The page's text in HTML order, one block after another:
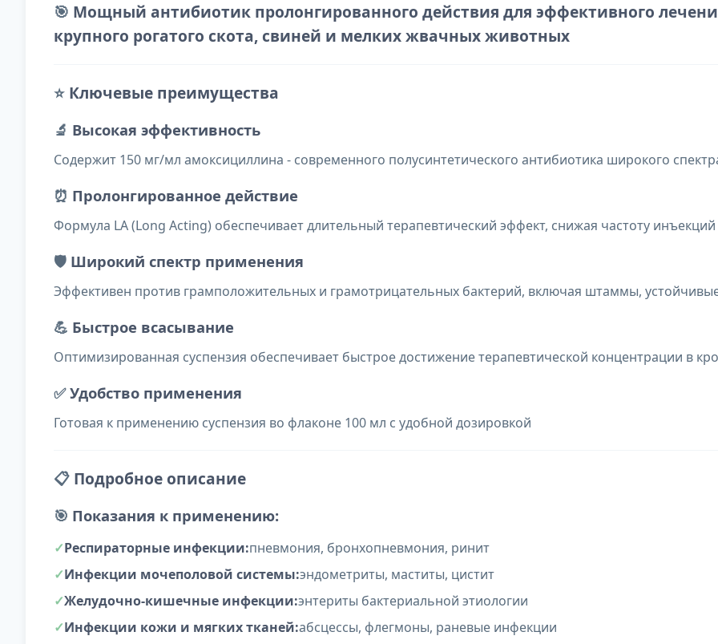
🎯 Мощный антибиотик пролонгированного действия для эффективного
крупного рогатого скота, свиней и мелких жвачных животных
⭐ Ключевые преимущества
🔬 Высокая эффективность
Содержит 150 мг/мл амоксициллина - современного полусинтетического антибиотика широкого
⏰ Пролонгированное действие
Формула LA (Long Acting) обеспечивает длительный терапевтический эффект, снижая частоту инъекций
🛡️ Широкий спектр применения
Эффективен против грамположительных и грамотрицательных бактерий, включая штаммы,
💪 Быстрое всасывание
Оптимизированная суспензия обеспечивает быстрое достижение терапевтической концентрации в
✅Удобство применения
Готовая к применению суспензия во флаконе 100 мл с удобной дозировкой
📋 Подробное описание
🎯 Показания к применению:
Респираторные инфекции:пневмония, бронхопневмония, ринит
Инфекции мочеполовой системы:эндометриты, маститы, цистит
Желудочно-кишечные инфекции:энтериты бактериальной этиологии
Инфекции кожи и мягких тканей:абсцессы, флегмоны, раневые инфекции